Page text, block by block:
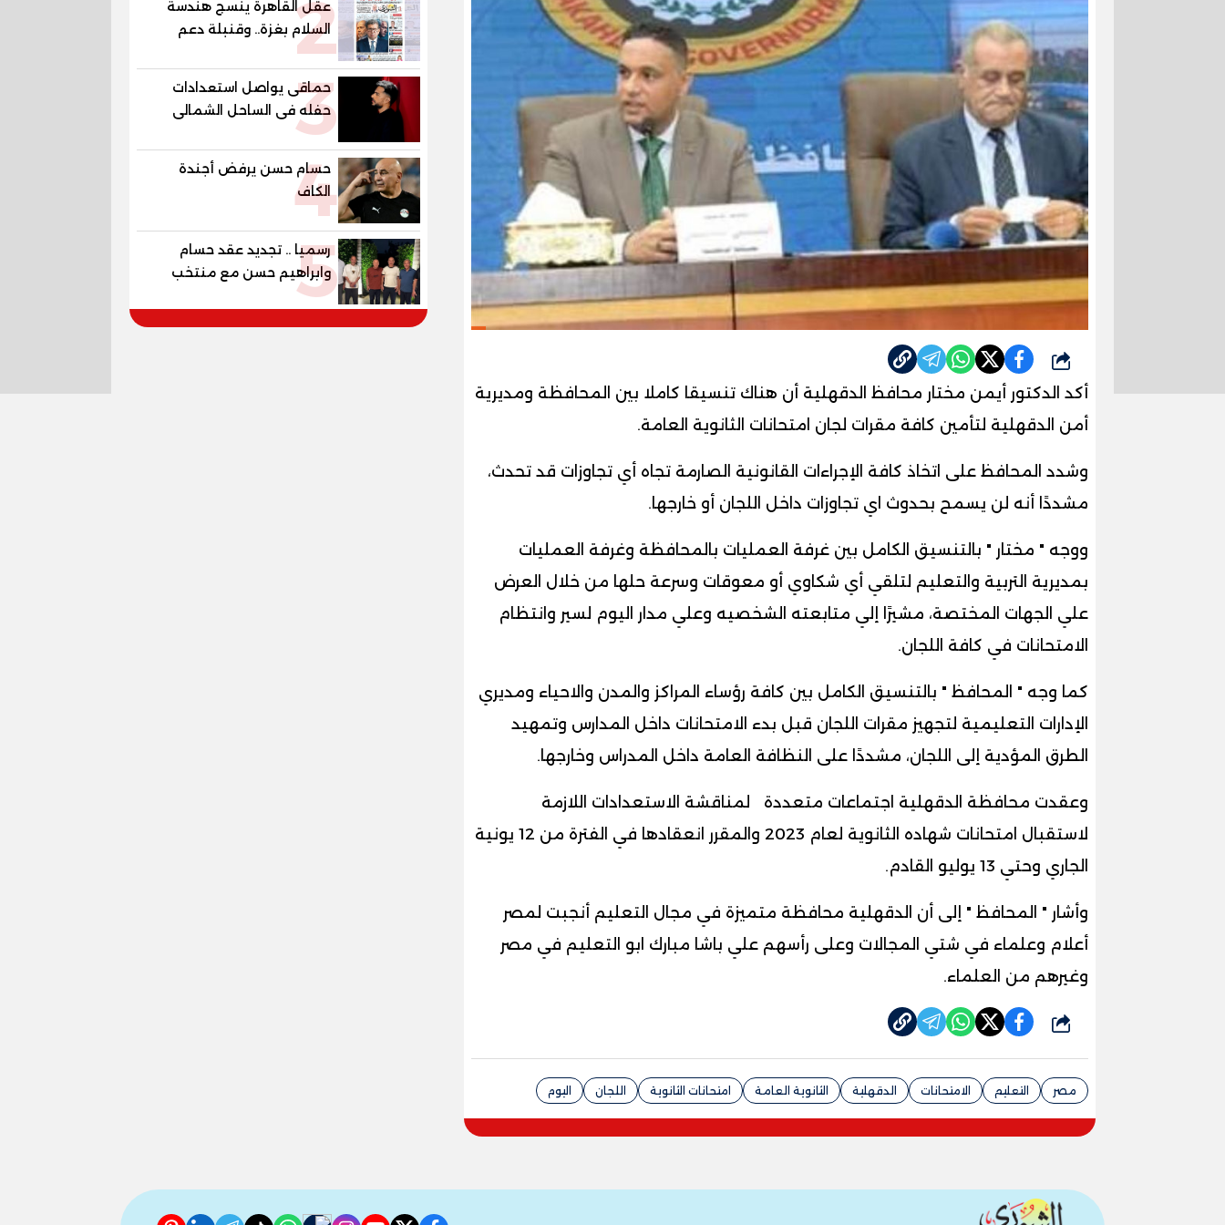
شارك
أكد الدكتور أيمن مختار محافظ الدقهلية أن هناك تنسيقا كاملا بين المحافظة ومديرية
أمن الدقهلية لتأمين كافة مقرات لجان امتحانات الثانوية العامة.
وشدد المحافظ على اتخاذ كافة الإجراءات القانونية الصارمة تجاه أي تجاوزات قد تحدث،
مشددًا أنه لن يسمح بحدوث اي تجاوزات داخل اللجان أو خارجها.
ووجه " مختار " بالتنسيق الكامل بين غرفة العمليات بالمحافظة وغرفة العمليات
بمديرية التربية والتعليم لتلقي أي شكاوي أو معوقات وسرعة حلها من خلال العرض
علي الجهات المختصة، مشيرًا إلي متابعته الشخصيه وعلي مدار اليوم لسير وانتظام
الامتحانات في كافة اللجان.
كما وجه " المحافظ " بالتنسيق الكامل بين كافة رؤساء المراكز والمدن والاحياء ومديري
الإدارات التعليمية لتجهيز مقرات اللجان قبل بدء الامتحانات داخل المدارس وتمهيد
الطرق المؤدية إلى اللجان، مشددًا على النظافة العامة داخل المدراس وخارجها.
وعقدت محافظة الدقهلية اجتماعات متعددة لمناقشة الاستعدادات اللازمة
لاستقبال امتحانات شهاده الثانوية لعام 2023 والمقرر انعقادها في الفترة من 12 يونية
الجاري وحتي 13 يوليو القادم.
وأشار " المحافظ " إلى أن الدقهلية محافظة متميزة في مجال التعليم أنجبت لمصر
أعلام وعلماء في شتي المجالات وعلى رأسهم علي باشا مبارك ابو التعليم في مصر
وغيرهم من العلماء.
شارك
مصر التعليم الامتحانات الدقهلية الثانوية العامة امتحانات الثانوية اللجان اليوم
العالمية في مصر ضمن
مشروع «أوجامي» خلال أيام
2
عقل القاهرة ينسج هندسة
السلام بغزة.. وقنبلة دعم
الكهرباء تفجر الموازنة
3
حماقى يواصل استعدادات
حفله فى الساحل الشمالى
الجمعة
4
حسام حسن يرفض أجندة
الكاف
5
رسميا .. تجديد عقد حسام
وابراهيم حسن مع منتخب
مصر حتي مونديال 2030